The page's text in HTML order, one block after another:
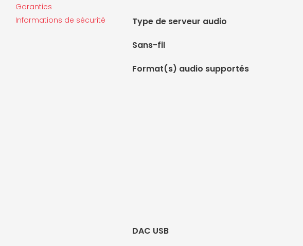
Garanties
Informations de sécurité
Type de serveur audio
Sans-fil
Format(s) audio supportés
DAC USB